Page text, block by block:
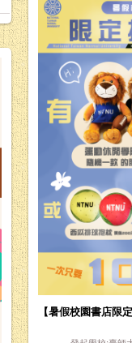
【暑假校園書店限